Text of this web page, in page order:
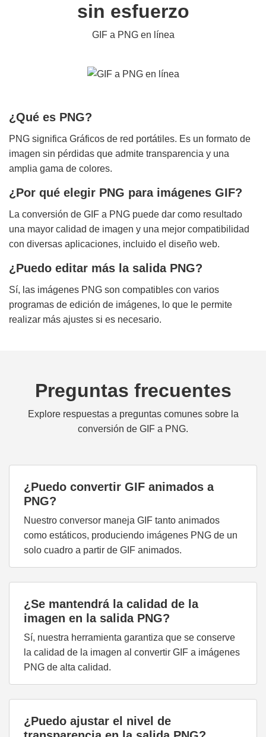
sin esfuerzo
GIF a PNG en línea
¿Qué es PNG?
PNG significa Gráficos de red portátiles. Es un formato de
imagen sin pérdidas que admite transparencia y una
amplia gama de colores.
¿Por qué elegir PNG para imágenes GIF?
La conversión de GIF a PNG puede dar como resultado
una mayor calidad de imagen y una mejor compatibilidad
con diversas aplicaciones, incluido el diseño web.
¿Puedo editar más la salida PNG?
Sí, las imágenes PNG son compatibles con varios
programas de edición de imágenes, lo que le permite
realizar más ajustes si es necesario.
Preguntas frecuentes
Explore respuestas a preguntas comunes sobre la
conversión de GIF a PNG.
¿Puedo convertir GIF animados a
PNG?
Nuestro conversor maneja GIF tanto animados
como estáticos, produciendo imágenes PNG de un
solo cuadro a partir de GIF animados.
¿Se mantendrá la calidad de la
imagen en la salida PNG?
Sí, nuestra herramienta garantiza que se conserve
la calidad de la imagen al convertir GIF a imágenes
PNG de alta calidad.
¿Puedo ajustar el nivel de